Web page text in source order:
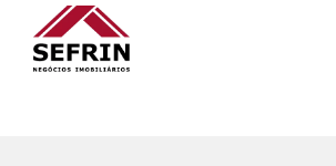
Início»Blog »Mudanças climáticas